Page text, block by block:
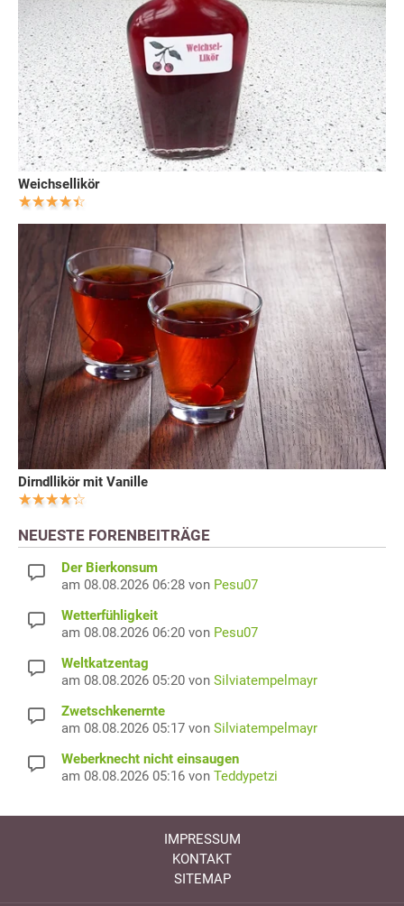
Weichsellikör
Dirndllikör mit Vanille
NEUESTE FORENBEITRÄGE
Der Bierkonsum
am 08.08.2026 06:28 von Pesu07
Wetterfühligkeit
am 08.08.2026 06:20 von Pesu07
Weltkatzentag
am 08.08.2026 05:20 von Silviatempelmayr
Zwetschkenernte
am 08.08.2026 05:17 von Silviatempelmayr
Weberknecht nicht einsaugen
am 08.08.2026 05:16 von Teddypetzi
IMPRESSUM
KONTAKT
SITEMAP